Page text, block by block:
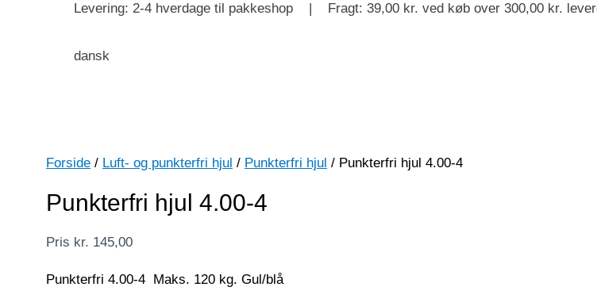
Levering: 2-4 hverdage til pakkeshop | Fragt: 39,00 kr. ved køb over 300,00 kr.
dansk
Forside / Luft- og punkterfri hjul / Punkterfri hjul / Punkterfri hjul 4.00-4
Punkterfri hjul 4.00-4
Pris kr. 145,00
Punkterfri 4.00-4 Maks. 120 kg. Gul/blå